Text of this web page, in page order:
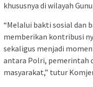
khususnya di wilayah
“Melalui bakti sosial dan
memberikan kontribusi
sekaligus menjadi
antara Polri, pemerintah
masyarakat,” tutur